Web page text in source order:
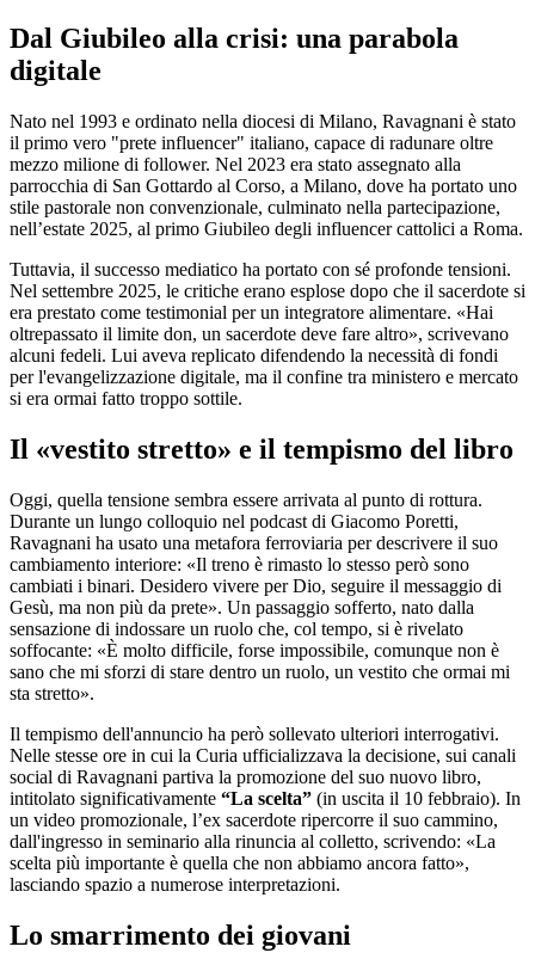
Dal Giubileo alla crisi: una parabola
digitale
Nato nel 1993 e ordinato nella diocesi di Milano, Ravagnani è stato
il primo vero "prete influencer" italiano, capace di radunare oltre
mezzo milione di follower. Nel 2023 era stato assegnato alla
parrocchia di San Gottardo al Corso, a Milano, dove ha portato uno
stile pastorale non convenzionale, culminato nella partecipazione,
nell’estate 2025, al primo Giubileo degli influencer cattolici a Roma.
Tuttavia, il successo mediatico ha portato con sé profonde tensioni.
Nel settembre 2025, le critiche erano esplose dopo che il sacerdote si
era prestato come testimonial per un integratore alimentare. «Hai
oltrepassato il limite don, un sacerdote deve fare altro», scrivevano
alcuni fedeli. Lui aveva replicato difendendo la necessità di fondi
per l'evangelizzazione digitale, ma il confine tra ministero e mercato
si era ormai fatto troppo sottile.
Il «vestito stretto» e il tempismo del libro
Oggi, quella tensione sembra essere arrivata al punto di rottura.
Durante un lungo colloquio nel podcast di Giacomo Poretti,
Ravagnani ha usato una metafora ferroviaria per descrivere il suo
cambiamento interiore: «Il treno è rimasto lo stesso però sono
cambiati i binari. Desidero vivere per Dio, seguire il messaggio di
Gesù, ma non più da prete». Un passaggio sofferto, nato dalla
sensazione di indossare un ruolo che, col tempo, si è rivelato
soffocante: «È molto difficile, forse impossibile, comunque non è
sano che mi sforzi di stare dentro un ruolo, un vestito che ormai mi
sta stretto».
Il tempismo dell'annuncio ha però sollevato ulteriori interrogativi.
Nelle stesse ore in cui la Curia ufficializzava la decisione, sui canali
social di Ravagnani partiva la promozione del suo nuovo libro,
intitolato significativamente “La scelta” (in uscita il 10 febbraio). In
un video promozionale, l’ex sacerdote ripercorre il suo cammino,
dall'ingresso in seminario alla rinuncia al colletto, scrivendo: «La
scelta più importante è quella che non abbiamo ancora fatto»,
lasciando spazio a numerose interpretazioni.
Lo smarrimento dei giovani